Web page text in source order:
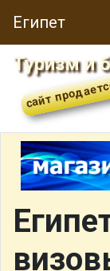
Египет
Туризм и